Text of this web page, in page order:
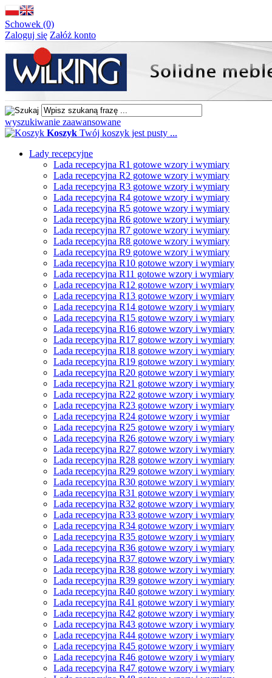
Schowek (0)
Zaloguj się Załóż konto
wyszukiwanie zaawansowane
Koszyk Twój koszyk jest pusty ...
Lady recepcyjne
Lada recepcyjna R1 gotowe wzory i wymiary
Lada recepcyjna R2 gotowe wzory i wymiary
Lada recepcyjna R3 gotowe wzory i wymiary
Lada recepcyjna R4 gotowe wzory i wymiary
Lada recepcyjna R5 gotowe wzory i wymiary
Lada recepcyjna R6 gotowe wzory i wymiary
Lada recepcyjna R7 gotowe wzory i wymiary
Lada recepcyjna R8 gotowe wzory i wymiary
Lada recepcyjna R9 gotowe wzory i wymiary
Lada recepcyjna R10 gotowe wzory i wymiary
Lada recepcyjna R11 gotowe wzory i wymiary
Lada recepcyjna R12 gotowe wzory i wymiary
Lada recepcyjna R13 gotowe wzory i wymiary
Lada recepcyjna R14 gotowe wzory i wymiary
Lada recepcyjna R15 gotowe wzory i wymiary
Lada recepcyjna R16 gotowe wzory i wymiary
Lada recepcyjna R17 gotowe wzory i wymiary
Lada recepcyjna R18 gotowe wzory i wymiary
Lada recepcyjna R19 gotowe wzory i wymiary
Lada recepcyjna R20 gotowe wzory i wymiary
Lada recepcyjna R21 gotowe wzory i wymiary
Lada recepcyjna R22 gotowe wzory i wymiary
Lada recepcyjna R23 gotowe wzory i wymiary
Lada recepcyjna R24 gotowe wzory i wymiar
Lada recepcyjna R25 gotowe wzory i wymiary
Lada recepcyjna R26 gotowe wzory i wymiary
Lada recepcyjna R27 gotowe wzory i wymiary
Lada recepcyjna R28 gotowe wzory i wymiary
Lada recepcyjna R29 gotowe wzory i wymiary
Lada recepcyjna R30 gotowe wzory i wymiary
Lada recepcyjna R31 gotowe wzory i wymiary
Lada recepcyjna R32 gotowe wzory i wymiary
Lada recepcyjna R33 gotowe wzory i wymiary
Lada recepcyjna R34 gotowe wzory i wymiary
Lada recepcyjna R35 gotowe wzory i wymiary
Lada recepcyjna R36 gotowe wzory i wymiary
Lada recepcyjna R37 gotowe wzory i wymiary
Lada recepcyjna R38 gotowe wzory i wymiary
Lada recepcyjna R39 gotowe wzory i wymiary
Lada recepcyjna R40 gotowe wzory i wymiary
Lada recepcyjna R41 gotowe wzory i wymiary
Lada recepcyjna R42 gotowe wzory i wymiary
Lada recepcyjna R43 gotowe wzory i wymiary
Lada recepcyjna R44 gotowe wzory i wymiary
Lada recepcyjna R45 gotowe wzory i wymiary
Lada recepcyjna R46 gotowe wzory i wymiary
Lada recepcyjna R47 gotowe wzory i wymiary